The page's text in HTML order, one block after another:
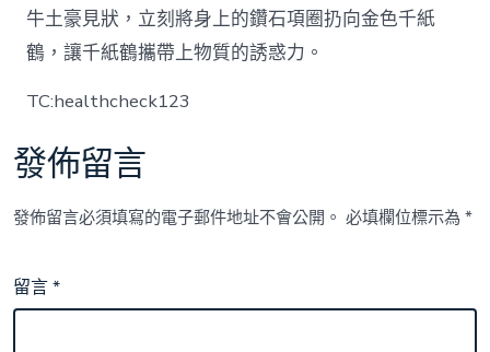
牛土豪見狀，立刻將身上的鑽石項圈扔向金色千紙
鶴，讓千紙鶴攜帶上物質的誘惑力。
TC:healthcheck123
發佈留言
發佈留言必須填寫的電子郵件地址不會公開。 必填欄位標示為*
留言*